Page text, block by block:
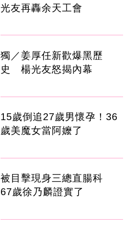
光友再轟余天工會
獨／姜厚任新歡爆黑歷
史 楊光友怒揭內幕
15歲倒追27歲男懷孕！36
歲美魔女當阿嬤了
被目擊現身三總直腸科
67歲徐乃麟證實了